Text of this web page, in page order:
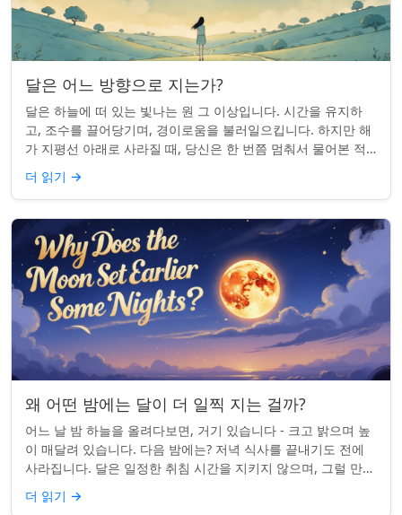
달은 어느 방향으로 지는가?
달은 하늘에 떠 있는 빛나는 원 그 이상입니다. 시간을 유지하
고, 조수를 끌어당기며, 경이로움을 불러일으킵니다. 하지만 해
가 지평선 아래로 사라질 때, 당신은 한 번쯤 멈춰서 물어본 적
이 있나요: 그곳은 어디일까? ...
더 읽기 →
왜 어떤 밤에는 달이 더 일찍 지는 걸까?
어느 날 밤 하늘을 올려다보면, 거기 있습니다 - 크고 밝으며 높
이 매달려 있습니다. 다음 밤에는? 저녁 식사를 끝내기도 전에
사라집니다. 달은 일정한 취침 시간을 지키지 않으며, 그럴 만한
좋은 이유가 있습니다. ...
더 읽기 →